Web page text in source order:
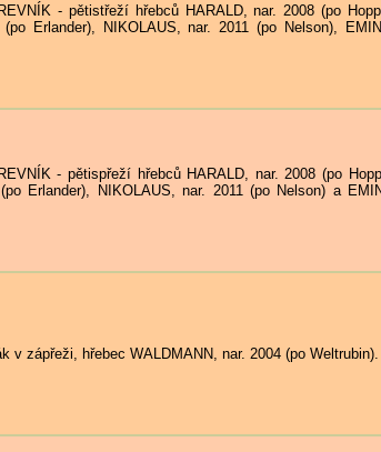
- pětistřeží hřebců HARALD, nar. 2008 (po
Erlander), NIKOLAUS, nar. 2011 (po Nelson),
- pětispřeží hřebců HARALD, nar. 2008 (po
Erlander), NIKOLAUS, nar. 2011 (po Nelson) a
v zápřeži, hřebec WALDMANN, nar. 2004 (po Weltrubin).